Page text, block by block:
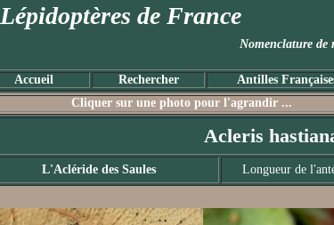
Lépidoptères de France
Nomenclature
Accueil Rechercher Antilles
Cliquer sur une photo pour l'agrandir ...
Acleris
L'Acléride des Saules Longueur de